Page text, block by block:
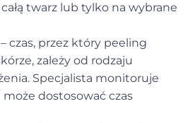
twarz lub tylko na wybrane
– czas, przez który peeling
zależy od rodzaju
Specjalista monitoruje
może dostosować czas